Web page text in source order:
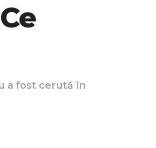
a fost cerută în